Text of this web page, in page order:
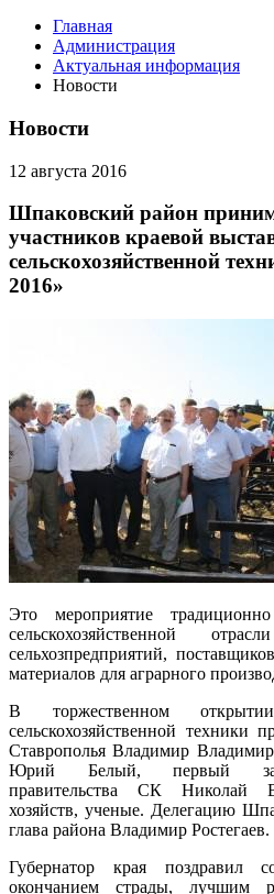
Главная
Администрация
Актуальная информация
Новости
Новости
12 августа 2016
Шпаковский район
участников краевой
сельскохозяйственной
2016»
Это мероприятие традиционно
сельскохозяйственной
сельхозпредприятий,
материалов для аграрного
В торжественном
сельскохозяйственной техники
Ставрополья Владимир
Юрий Белый, первый
правительства СК Николай
хозяйств, ученые. Делегацию
глава района Владимир Ростегаев.
Губернатор края поздравил
окончанием страды, лучшим